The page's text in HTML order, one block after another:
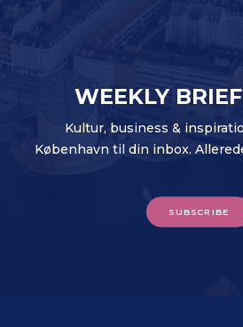
WEEKLY
Kultur, business &
København til din inbox.
SUBSCRIBE